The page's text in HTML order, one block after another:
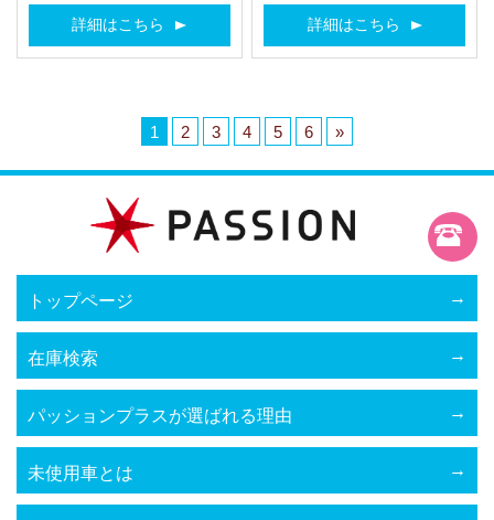
詳細はこちら 詳細はこちら
1 2 3 4 5 6 »
トップページ
在庫検索
パッションプラスが選ばれる理由
未使用車とは